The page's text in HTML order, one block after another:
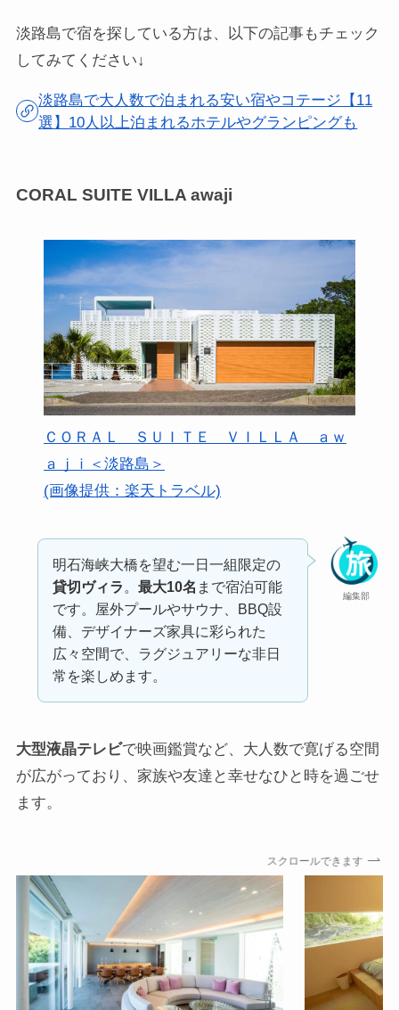
淡路島で宿を探している方は、以下の記事もチェック
してみてください↓
淡路島で大人数で泊まれる安い宿やコテージ【11
選】10人以上泊まれるホテルやグランピングも
CORAL SUITE VILLA awaji
ＣＯＲＡＬ ＳＵＩＴＥ ＶＩＬＬＡ ａｗ
ａｊｉ＜淡路島＞
(画像提供：楽天トラベル)
編集部
明石海峡大橋を望む一日一組限定の
貸切ヴィラ 。最大10名 まで宿泊可能
です。屋外プールやサウナ、BBQ設
備、デザイナーズ家具に彩られた
広々空間で、ラグジュアリーな非日
常を楽しめます。
大型液晶テレビで映画鑑賞など、大人数で寛げる空間
が広がっており、家族や友達と幸せなひと時を過ごせ
ます。
スクロールできます